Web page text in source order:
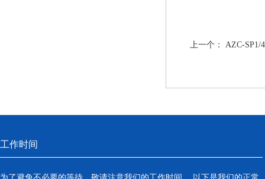
上一个： AZC-SP1/
工作时间